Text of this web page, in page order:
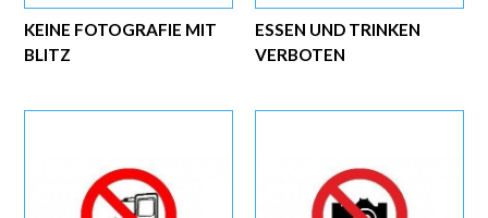
ESSEN UND TRINKEN
VERBOTEN
KEINE FOTOGRAFIE MIT
BLITZ